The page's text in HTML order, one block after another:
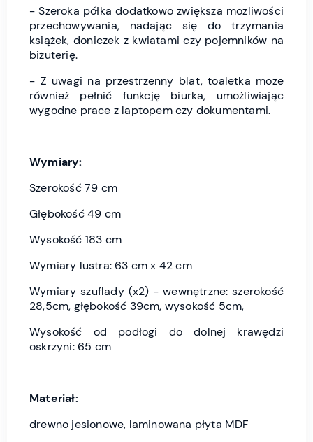
- Szeroka półka dodatkowo zwiększa możliwości
przechowywania, nadając się do trzymania
książek, doniczek z kwiatami czy pojemników na
biżuterię.
- Z uwagi na przestrzenny blat, toaletka może
również pełnić funkcję biurka, umożliwiając
wygodne prace z laptopem czy dokumentami.
Wymiary:
Szerokość 79 cm
Głębokość 49 cm
Wysokość 183 cm
Wymiary lustra: 63 cm x 42 cm
Wymiary szuflady (x2) - wewnętrzne: szerokość
28,5cm, głębokość 39cm, wysokość 5cm,
Wysokość od podłogi do dolnej krawędzi
oskrzyni: 65 cm
Materiał:
drewno jesionowe, laminowana płyta MDF